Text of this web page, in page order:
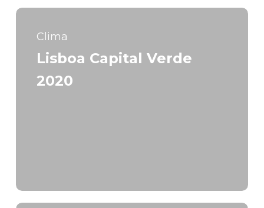
Clima
Lisboa Capital Verde
2020